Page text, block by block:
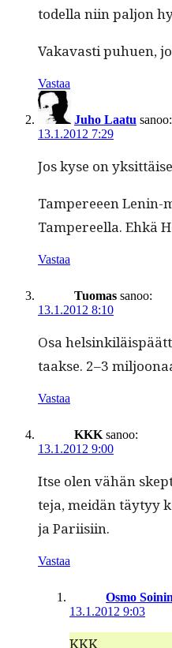
todel­la niin paljon
Vakavasti puhuen,
Vastaa
Juho Laatu sanoo:
13.1.2012 7:29
Jos kyse on
Tam­pereeen Lenin-
Tam­pereel­la. Ehkä
Vastaa
Tuomas sanoo:
13.1.2012 8:10
Osa
taakse. 2–3
Vastaa
KKK sanoo:
13.1.2012 9:00
Itse olen vähän
te­ja, mei­dän täy­tyy
ja Pariisiin.
Vastaa
Osmo
13.1.2012 9:03
KKK